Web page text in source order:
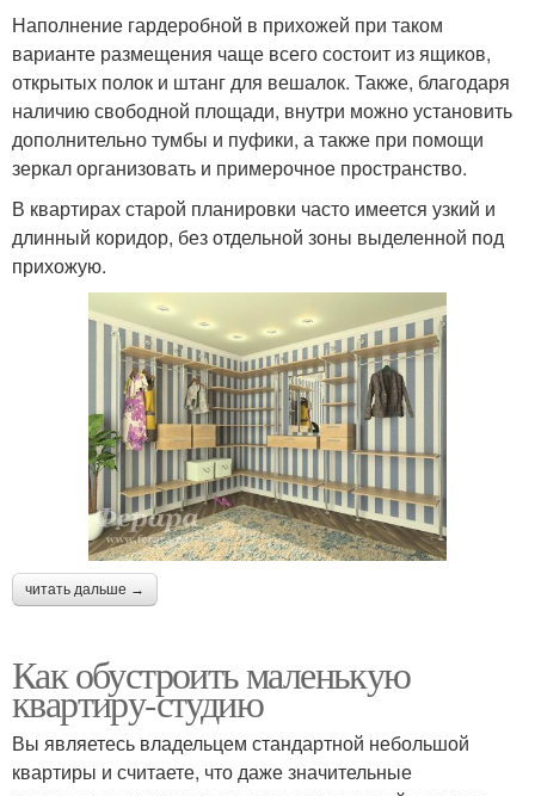
Наполнение гардеробной в прихожей при таком
варианте размещения чаще всего состоит из ящиков,
открытых полок и штанг для вешалок. Также, благодаря
наличию свободной площади, внутри можно установить
дополнительно тумбы и пуфики, а также при помощи
зеркал организовать и примерочное пространство.
В квартирах старой планировки часто имеется узкий и
длинный коридор, без отдельной зоны выделенной под
прихожую.
читать дальше →
Как обустроить маленькую
квартиру-студию
Вы являетесь владельцем стандартной небольшой
квартиры и считаете, что даже значительные